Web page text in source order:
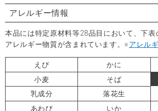
アレルギー情報
本品には特定原材料等28品目において、下表
アレルギー物質が含まれています。※アレル
えび かに
小麦
そば
乳成分
落花生
あわび
いか